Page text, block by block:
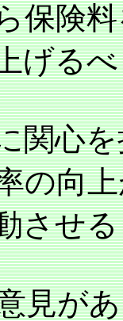
保険
げる
関心
の向
させる
見が